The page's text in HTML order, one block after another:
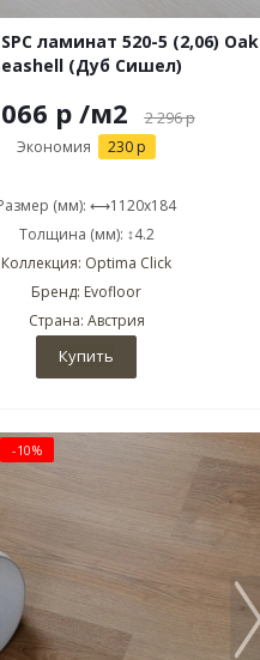
ламинат 520-5 (2,06) Оak
(Дуб Сишел)
р /м2 2 296р
Экономия 230 р
(мм): ⟷1120x184
Толщина (мм): ↕4.2
Коллекция: Optima Click
Бренд: Evofloor
Страна: Австрия
Купить
-10%